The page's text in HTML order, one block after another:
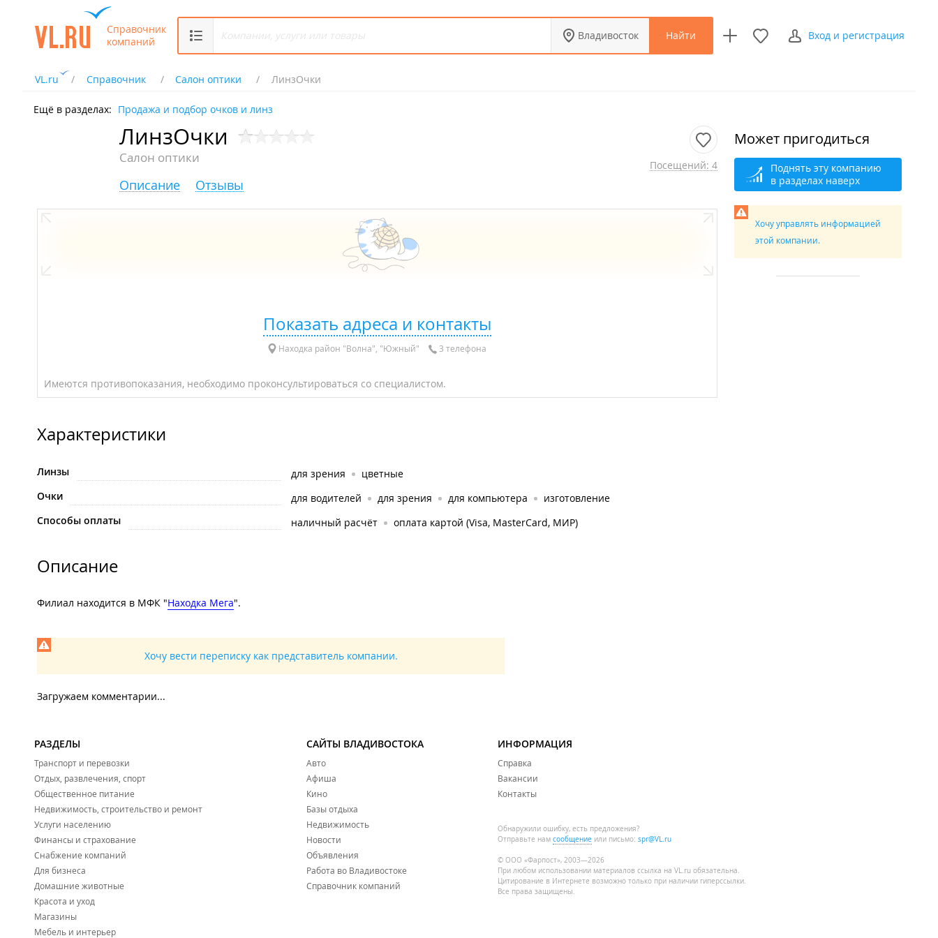
Справочник
компаний
Владивосток Найти Вход и регистрация
VL.ru Справочник Салон оптики ЛинзОчки
Ещё в разделах: Продажа и подбор очков и линз
ЛинзОчки
Салон оптики Посещений: 4
Описание Отзывы
Показать адреса и контакты
Находка район "Волна", "Южный" 3 телефона
Имеются противопоказания, необходимо проконсультироваться со специалистом.
Характеристики
Линзы для зрения
цветные
Очки
для водителей для зрения для компьютера
изготовление
Способы оплаты
наличный расчёт оплата картой (Visa, MasterCard, МИР)
Описание
Филиал находится в МФК "Находка Мега".
Хочу вести переписку как представитель компании.
Загружаем комментарии...
Может пригодиться
Поднять эту компанию
в разделах наверх
Хочу управлять информацией
этой компании.
РАЗДЕЛЫ
Транспорт и перевозки
Отдых, развлечения, спорт
Общественное питание
Недвижимость, строительство и ремонт
Услуги населению
Финансы и страхование
Снабжение компаний
Для бизнеса
Домашние животные
Красота и уход
Магазины
Мебель и интерьер
САЙТЫ ВЛАДИВОСТОКА
Авто
Афиша
Кино
Базы отдыха
Недвижимость
Новости
Объявления
Работа во Владивостоке
Справочник компаний
ИНФОРМАЦИЯ
Справка
Вакансии
Контакты
Обнаружили ошибку, есть предложения?
Отправьте нам сообщение или письмо: spr@VL.ru
© ООО «Фарпост», 2003—2026
При любом использовании материалов ссылка на VL.ru обязательна.
Цитирование в Интернете возможно только при наличии гиперссылки.
Все права защищены.